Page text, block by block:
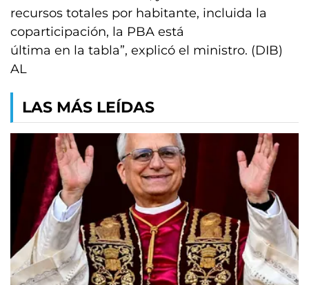
recursos totales por habitante, incluida la
coparticipación, la PBA está
última en la tabla”, explicó el ministro. (DIB)
AL
LAS MÁS LEÍDAS